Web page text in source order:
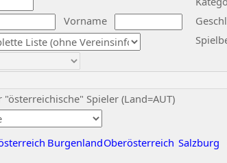
Vorname
"österreichische" Spieler (Land=AUT)
BurgenlandOberösterreich Salzburg